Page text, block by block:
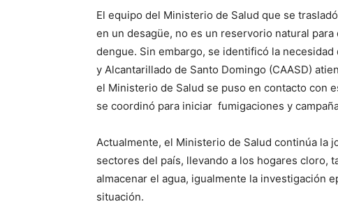
El equipo del Ministerio de Salud que se
en un desagüe, no es un reservorio natural
dengue. Sin embargo, se identificó la
y Alcantarillado de Santo Domingo (CAASD)
el Ministerio de Salud se puso en contacto con
se coordinó para iniciar fumigaciones y
Actualmente, el Ministerio de Salud continúa la
sectores del país, llevando a los hogares cloro,
almacenar el agua, igualmente la investigación
situación.